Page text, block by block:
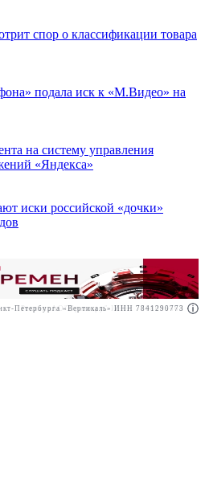
Реклама АО"Право.ру" ИНН: 7708095468
спор о классификации товара
подала иск к «М.Видео» на
на систему управления
«Яндекса»
иски российской «дочки»
Петербурга «Вертикаль» ИНН 7841290773